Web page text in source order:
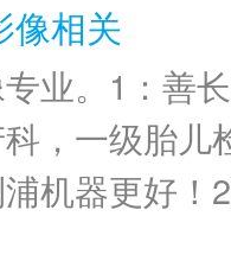
像相关
业。1：善
，一级胎儿
机器更好！